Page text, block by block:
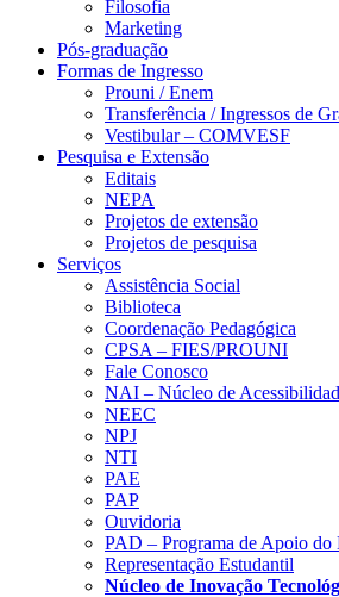
Filosofia
Marketing
Pós-graduação
Formas de Ingresso
Prouni / Enem
Transferência / Ingressos de
Vestibular – COMVESF
Pesquisa e Extensão
Editais
NEPA
Projetos de extensão
Projetos de pesquisa
Serviços
Assistência Social
Biblioteca
Coordenação Pedagógica
CPSA – FIES/PROUNI
Fale Conosco
NAI – Núcleo de
NEEC
NPJ
NTI
PAE
PAP
Ouvidoria
PAD – Programa de Apoio do
Representação Estudantil
Núcleo de Inovação